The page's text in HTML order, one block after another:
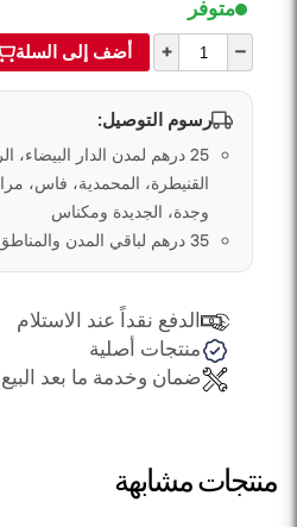
متوفر
–
+ أضف إلى السلة
رسوم التوصيل:
25 درهم لمدن الدار البيضاء،
القنيطرة، المحمدية، فاس،
وجدة، الجديدة ومكناس
35 درهم لباقي المدن والمناطق في المغرب
الدفع نقداً عند الاستلام
منتجات أصلية
ضمان وخدمة ما بعد البيع
منتجات مشابهة